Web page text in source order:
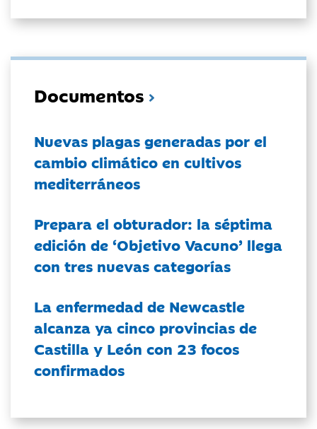
Documentos
Nuevas plagas generadas por el
cambio climático en cultivos
mediterráneos
Prepara el obturador: la séptima
edición de ‘Objetivo Vacuno’ llega
con tres nuevas categorías
La enfermedad de Newcastle
alcanza ya cinco provincias de
Castilla y León con 23 focos
confirmados